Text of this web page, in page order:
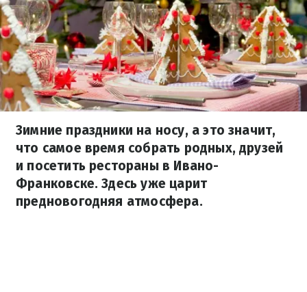
Зимние праздники на носу, а это значит,
что самое время собрать родных, друзей
и посетить рестораны в Ивано-
Франковске. Здесь уже царит
предновогодняя атмосфера.